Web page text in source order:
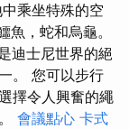
乘坐特殊的空
，蛇和烏龜。
迪士尼世界的絕
。 您可以步行
擇令人興奮的繩
會議點心 卡式